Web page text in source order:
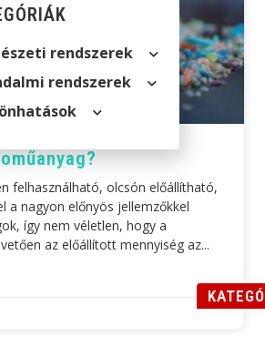
felhasználható, olcsón előállítható,
a nagyon előnyös jellemzőkkel
így nem véletlen, hogy a
az előállított mennyiség az
rendszerek
rendszerek